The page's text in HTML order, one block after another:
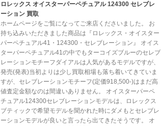
ロレックス オイスターパーペチュアル 124300 セレブレ
ーション 買取
ホームページをご覧になってご来店くださいました。 お
持ち込みいただきました商品は『ロレックス・オイスター
パーペチュアル41・124300・セレブレーション』 オイス
ターパーペチュアル41の中でもターコイズブルーのセレブ
レーションモチーフダイアルは人気があるモデルですが、
発売(発表)当初よりは少し買取相場も落ち着いてきていま
すが、セレブレーションモチーフ(定価918,500-)はまだ高
値査定金額なのは間違いありません。 オイスターパーペ
チュアル124300セレブレーションモデルは、ロレックス
ブティックで希望モデルを聞かれた時にダメもとセレブレ
ーションモデルが良いと言ったら出てきたそうです。 オ